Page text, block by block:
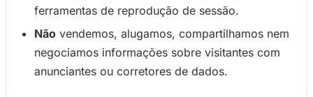
ferramentas de reprodução de sessão.
Não vendemos, alugamos, compartilhamos nem
negociamos informações sobre visitantes com
anunciantes ou corretores de dados.